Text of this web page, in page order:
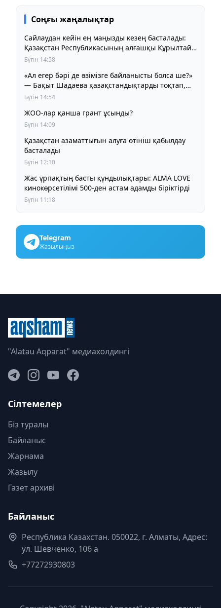
Соңғы жаңалықтар
Сайлаудан кейін ең маңызды кезең басталады:
Қазақстан Республикасының алғашқы Құрылтайы
қалай жұмыс істейді?
Бүгін 14:58
«Ал егер бәрі де өзімізге байланысты болса ше?»
— Бақыт Шадаева қазақстандықтарды тоқтап,
ойлануға шақырды
Бүгін 14:54
ЖОО-лар қанша грант ұсынды?
Бүгін 14:09
Қазақстан азаматтығын алуға өтініш қабылдау
басталады
Бүгін 12:10
Жас ұрпақтың басты құндылықтары: ALMA LOVE
кинокөрсетілімі 500-ден астам адамды біріктірді
Бүгін 11:18
Telegram
Жазылыңыз
"Alatau Aqparat" медиахолдингі
Сілтемелер
Біз туралы
Байланыс
Жарнама
Жазылу
Газет архиві
Байланыс
Республика Казахстан. 050022, г. Алматы, Адрес:
ул. Шевченко, 106 а
+77272930803